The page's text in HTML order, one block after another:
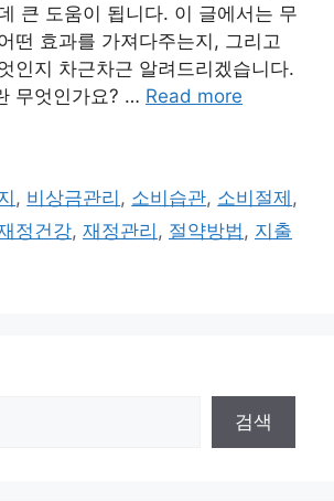
큰 도움이 됩니다. 이 글에서는 무
떤 효과를 가져다주는지, 그리고
인지 차근차근 알려드리겠습니다.
무엇인가요? … Read more
, 비상금관리 , 소비습관, 소비절제 ,
정건강, 재정관리 , 절약방법 , 지출
검색